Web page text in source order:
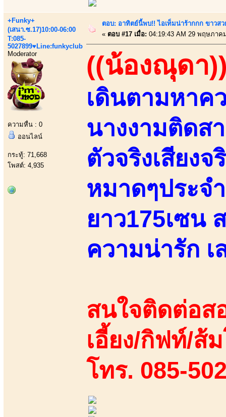
+Funky+
(เสนา.ซ.17)10:00-06:00
T:085-
5027899♥Line:funkyclub
Moderator
ความหื่น : 0
ออนไลน์
กระทู้: 71,668
โพสต์: 4,935
ตอบ: อาทิตย์นี้พบ!! ไอเท็มน่าร้ากกก ขาวส
« ตอบ #17 เมื่อ: 04:19:43 AM 29 พฤษภาค
((น้องณุดา
เดินตามหาค
นางงามติดส
ตัวจริงเสียง
หมาดๆประจ
ยาว175เซน
ความน่ารัก
สนใจติดต่อส
เอี้ยง/กิฟท์/ส้
โทร. 085-